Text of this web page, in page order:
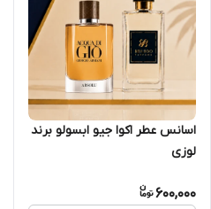
اسانس عطر اکوا جیو ابسولو برند
لوزی
600,000